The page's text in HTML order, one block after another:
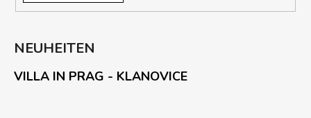
NEUHEITEN
VILLA IN PRAG - KLANOVICE